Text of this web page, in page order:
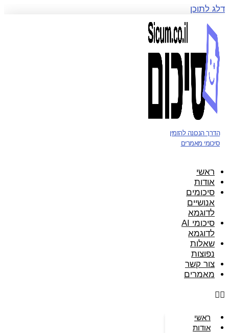
דלג לתוכן
הדרך הנכונה להזמין
סיכומי מאמרים
ראשי
אודות
סיכומים
אנושיים
לדוגמא
סיכומי AI
לדוגמא
שאלות
נפוצות
צור קשר
מאמרים
ראשי
אודות